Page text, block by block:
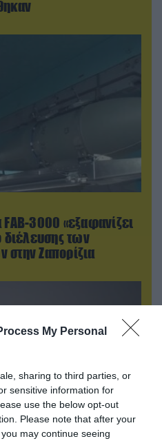
My Personal
sharing to third parties, or
sensitive information for
use the below opt-out
Please note that after your
may continue seeing
3000 «εξαφανίζει
διέλευσης των
Ζαπορίζια